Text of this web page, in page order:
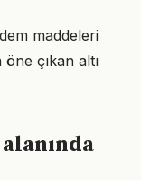
maddeleri
çıkan altı